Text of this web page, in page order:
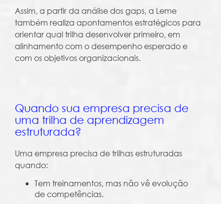
Assim, a partir da análise dos gaps, a Leme
também realiza apontamentos estratégicos para
orientar qual trilha desenvolver primeiro, em
alinhamento com o desempenho esperado e
com os objetivos organizacionais.
Quando sua empresa precisa de
uma trilha de aprendizagem
estruturada?
Uma empresa precisa de trilhas estruturadas
quando:
Tem treinamentos, mas não vê evolução
de competências.